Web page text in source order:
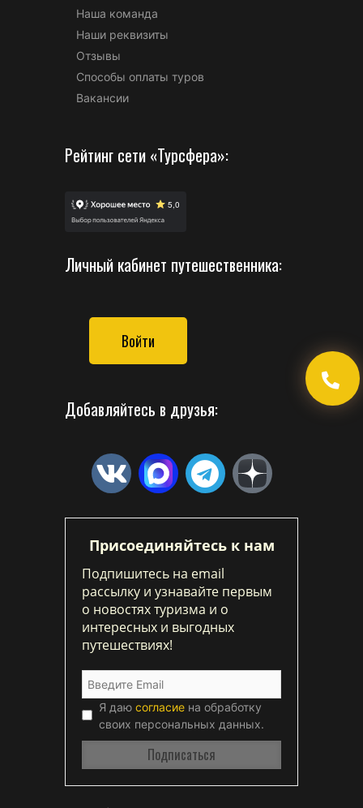
Наша команда
Наши реквизиты
Отзывы
Способы оплаты туров
Вакансии
Рейтинг сети «Турсфера»:
Личный кабинет путешественника:
Войти
Добавляйтесь в друзья:
Присоединяйтесь к нам
Подпишитесь на email
рассылку и узнавайте первым
о новостях туризма и о
интересных и выгодных
путешествиях!
Я даю согласие на обработку
своих персональных данных.